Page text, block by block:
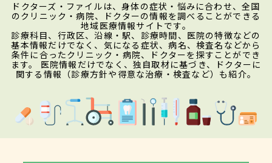
ドクターズ・ファイルは、身体の症状・悩みに合わせ、全国
のクリニック・病院、ドクターの情報を調べることができる
地域医療情報サイトです。
診療科目、行政区、沿線・駅、診療時間、医院の特徴などの
基本情報だけでなく、気になる症状、病名、検査名などから
条件に合ったクリニック・病院、ドクターを探すことができ
ます。 医院情報だけでなく、独自取材に基づき、ドクターに
関する情報（診療方針や得意な治療・検査など）も紹介。